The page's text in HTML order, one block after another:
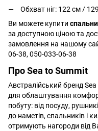
Обхват ніг: 122 см /
Ви можете купити
за доступною ціною та
замовлення на нашому
06-38, 050-033-06-38
Про Sea to Summit
Австралійський бренд
для облаштування
побуту: від посуду,
до наметів, спальників і
отримують нагороди від